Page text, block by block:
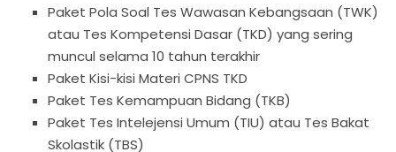
Paket Pola Soal Tes Wawasan Kebangsaan (TWK)
atau Tes Kompetensi Dasar (TKD) yang sering
muncul selama 10 tahun terakhir
Paket Kisi-kisi Materi CPNS TKD
Paket Tes Kemampuan Bidang (TKB)
Paket Tes Intelejensi Umum (TIU) atau Tes Bakat
Skolastik (TBS)